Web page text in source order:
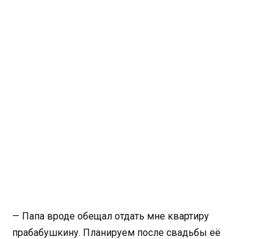
— Папа вроде обещал отдать мне квартиру
прабабушкину. Планируем после свадьбы её